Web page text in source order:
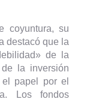
coyuntura, su
destacó que la
de la
la inversión
papel por el
Los fondos